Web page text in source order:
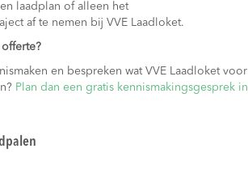
laadplan of alleen het
af te nemen bij VVE Laadloket.
en bespreken wat VVE Laadloket voor
Plan dan een gratis kennismakingsgesprek in